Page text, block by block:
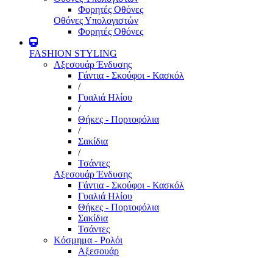
Φορητές Οθόνες
Οθόνες Υπολογιστών
Φορητές Οθόνες
FASHION STYLING
Αξεσουάρ Ένδυσης
Γάντια - Σκούφοι - Κασκόλ
/
Γυαλιά Ηλίου
/
Θήκες - Πορτοφόλια
/
Σακίδια
/
Τσάντες
Αξεσουάρ Ένδυσης
Γάντια - Σκούφοι - Κασκόλ
Γυαλιά Ηλίου
Θήκες - Πορτοφόλια
Σακίδια
Τσάντες
Κόσμημα - Ρολόι
Αξεσουάρ